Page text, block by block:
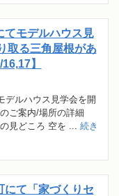
てモデルハウス見
取る三角屋根があ
】
デルハウス見学会を開
ご案内/場所の詳細
見どころ 空を ... 続き
にて「家づくりセ